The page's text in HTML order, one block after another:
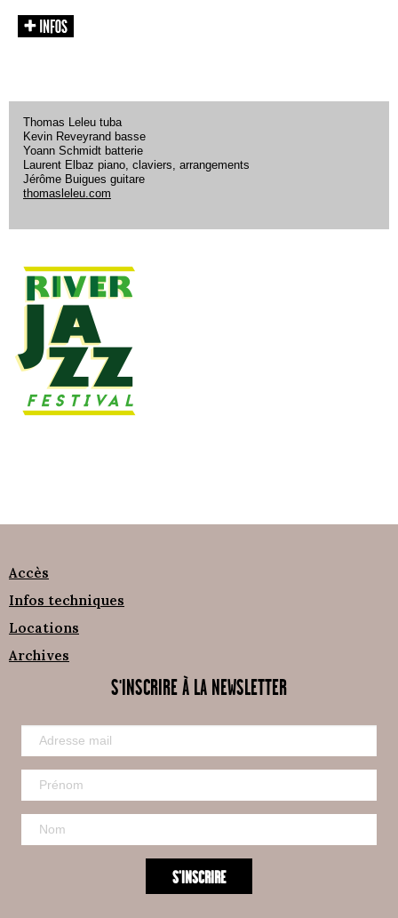
Thomas Leleu tuba
Kevin Reveyrand basse
Yoann Schmidt batterie
Laurent Elbaz piano, claviers, arrangements
Jérôme Buigues guitare
thomasleleu.com
Accès
Infos techniques
Locations
Archives
S'INSCRIRE À LA NEWSLETTER